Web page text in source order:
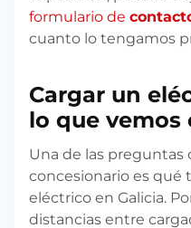
formulario de
cuanto lo tengamos
Cargar un
lo que vemos
Una de las preguntas
concesionario es qué
eléctrico en Galicia.
distancias entre